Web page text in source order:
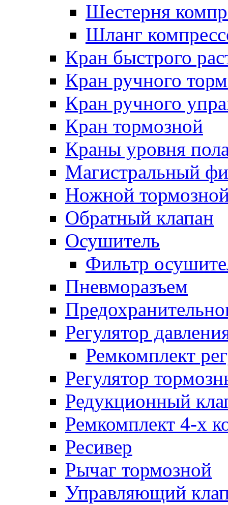
Шестерня
Шланг
Кран быстрого
Кран ручного
Кран ручного
Кран тормозной
Краны уровня
Магистральный
Ножной
Обратный клапан
Осушитель
Фильтр
Пневморазъем
Регулятор
Ремкомплект
Регулятор
Редукционный
Ремкомплект 4-х
Ресивер
Рычаг тормозной
Управляющий